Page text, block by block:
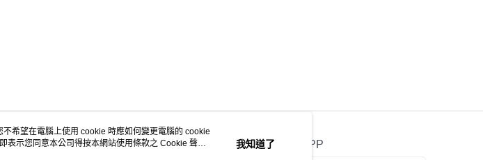
客服資訊 官方APP
希望在電腦上使用 cookie 時應如何變更電腦的 cookie
表示您同意本公司得按本網站使用條款之 Cookie 聲明
我知道了